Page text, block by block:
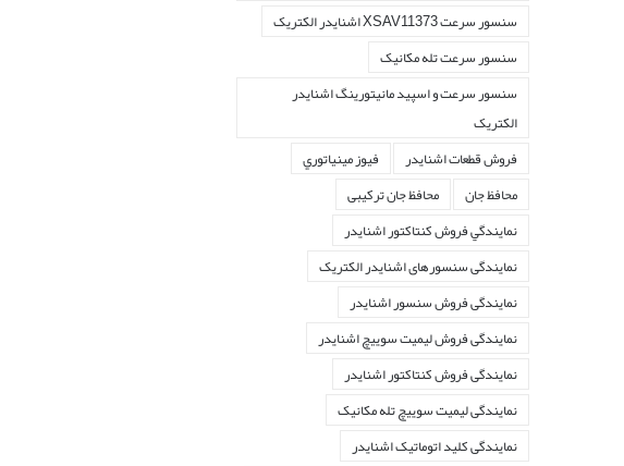
سنسور سرعت XSAV11373 اشنایدر الکتریک
سنسور سرعت تله مکانیک
سنسور سرعت و اسپید مانیتورینگ اشنایدر
الکتریک
فروش قطعات اشنايدر
فيوز مينياتوري
محافظ جان
محافظ جان ترکیبی
نمايندگي فروش کنتاکتور اشنايدر
نمایندگی سنسورهای اشنایدر الکتریک
نمایندگی فروش سنسور اشنایدر
نمایندگی فروش لیمیت سوییچ اشنایدر
نمایندگی فروش کنتاکتور اشنایدر
نمایندگی لیمیت سوییچ تله مکانیک
نمایندگی کلید اتوماتیک اشنایدر